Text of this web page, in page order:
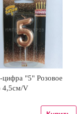
цифра "5" Розовое
4,5см/V